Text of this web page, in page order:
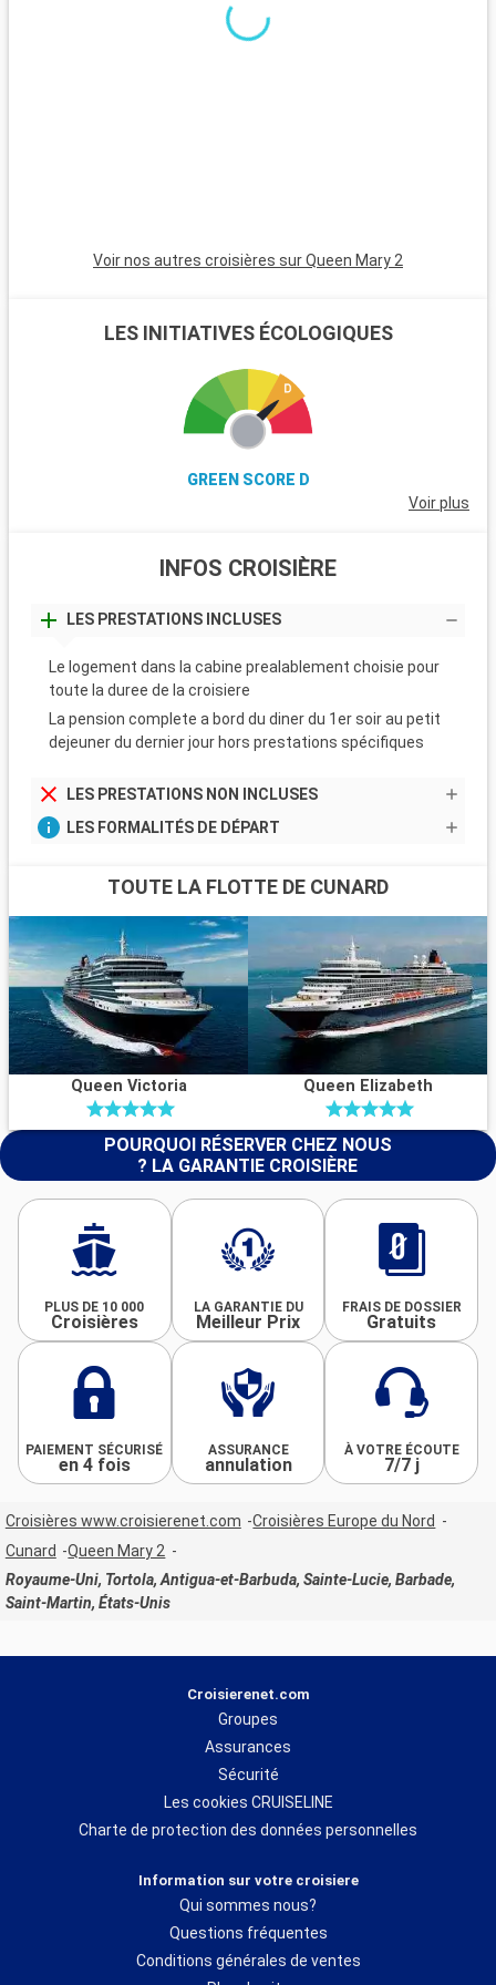
nature, avec ses landes et ses poneys sauvages. Winchester,
célèbre pour sa cathédrale, est une destination riche en
Voir nos autres croisières sur Queen Mary 2
LES INITIATIVES ÉCOLOGIQUES
GREEN SCORE D
Voir plus
INFOS CROISIÈRE
LES PRESTATIONS INCLUSES
Le logement dans la cabine prealablement choisie pour
toute la duree de la croisiere
La pension complete a bord du diner du 1er soir au petit
dejeuner du dernier jour hors prestations spécifiques
LES PRESTATIONS NON INCLUSES
LES FORMALITÉS DE DÉPART
TOUTE LA FLOTTE DE CUNARD
Queen Victoria Queen Elizabeth
POURQUOI RÉSERVER CHEZ NOUS
? LA GARANTIE CROISIÈRE
PLUS DE 10 000
Croisières
LA GARANTIE DU
Meilleur Prix
FRAIS DE DOSSIER
Gratuits
PAIEMENT SÉCURISÉ
en 4 fois
ASSURANCE
annulation
À VOTRE ÉCOUTE
7/7 j
Croisières www.croisierenet.com
Croisières Europe du Nord
Cunard
Queen Mary 2
Royaume-Uni, Tortola, Antigua-et-Barbuda, Sainte-Lucie, Barbade,
Saint-Martin, États-Unis
Croisierenet.com
Groupes
Assurances
Sécurité
Les cookies CRUISELINE
Charte de protection des données personnelles
Information sur votre croisiere
Qui sommes nous?
Questions fréquentes
Conditions générales de ventes